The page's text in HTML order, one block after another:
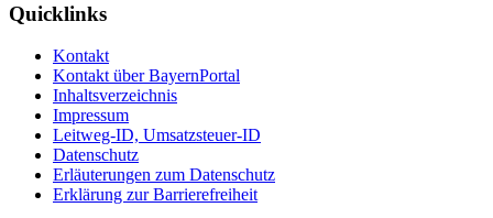
Quicklinks
Kontakt
Kontakt über BayernPortal
Inhaltsverzeichnis
Impressum
Leitweg-ID, Umsatzsteuer-ID
Datenschutz
Erläuterungen zum Datenschutz
Erklärung zur Barrierefreiheit